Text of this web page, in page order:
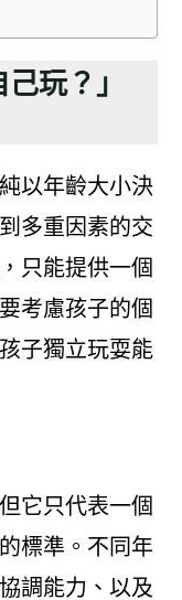
玩？」
以年齡大小決
多重因素的交
只能提供一個
考慮孩子的個
子獨立玩耍能
它只代表一個
標準。不同年
調能力、以及